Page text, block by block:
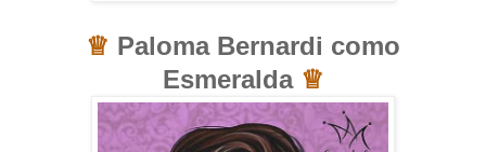
♕ Paloma Bernardi como
Esmeralda ♕